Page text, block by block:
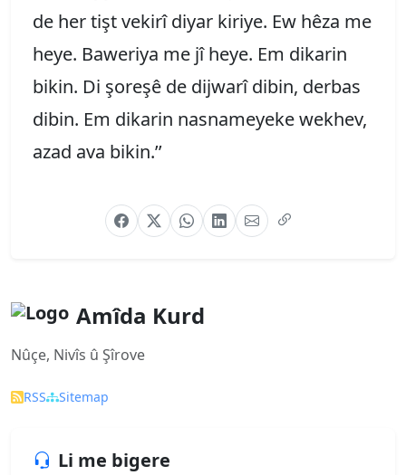
de her tişt vekirî diyar kiriye. Ew hêza me
heye. Baweriya me jî heye. Em dikarin
bikin. Di şoreşê de dijwarî dibin, derbas
dibin. Em dikarin nasnameyeke wekhev,
azad ava bikin.’’
Amîda Kurd
Nûçe, Nivîs û Şîrove
RSS Sitemap
Li me bigere